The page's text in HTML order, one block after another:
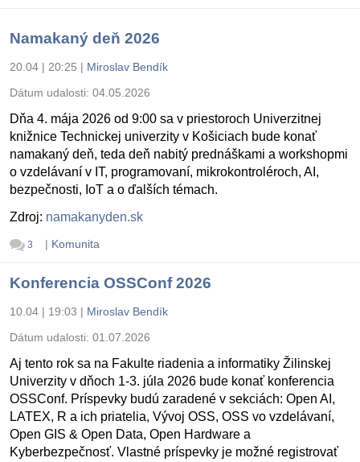
Namakaný deň 2026
20.04 | 20:25 | Miroslav Bendík
Dátum udalosti: 04.05.2026
Dňa 4. mája 2026 od 9:00 sa v priestoroch Univerzitnej
knižnice Technickej univerzity v Košiciach bude konať
namakaný deň, teda deň nabitý prednáškami a workshopmi
o vzdelávaní v IT, programovaní, mikrokontroléroch, AI,
bezpečnosti, IoT a o ďalších témach.
Zdroj: namakanyden.sk
3 | Komunita
Konferencia OSSConf 2026
10.04 | 19:03 | Miroslav Bendík
Dátum udalosti: 01.07.2026
Aj tento rok sa na Fakulte riadenia a informatiky Žilinskej
Univerzity v dňoch 1-3. júla 2026 bude konať konferencia
OSSConf. Príspevky budú zaradené v sekciách: Open AI,
LATEX, R a ich priatelia, Vývoj OSS, OSS vo vzdelávaní,
Open GIS & Open Data, Open Hardware a
Kyberbezpečnosť. Vlastné príspevky je možné registrovať